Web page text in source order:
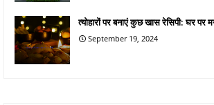
त्योहारों पर बनाएं कुछ खास रेसिपी: घर पर
September 19, 2024